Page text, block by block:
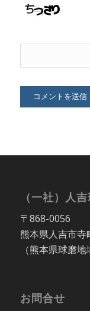
（一社）人
〒868-0056
熊本県人吉市寺
（熊本県球磨
お問合せ